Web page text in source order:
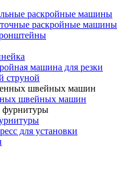
раскройные машины
раскройные машины
машина для резки
струной
швейных машин
для установки